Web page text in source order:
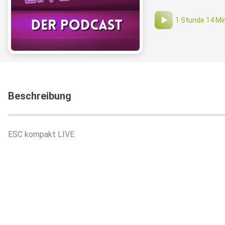
1 Stunde 14
Beschreibung
ESC kompakt LIVE